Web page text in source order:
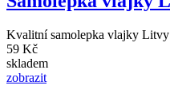
Kvalitní samolepka vlajky
59 Kč
skladem
zobrazit